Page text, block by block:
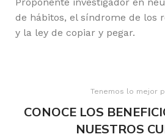
de hábitos, el síndrome de los
y la ley de copiar y pegar.
Tenemos lo mejor
CONOCE LOS
NUESTROS